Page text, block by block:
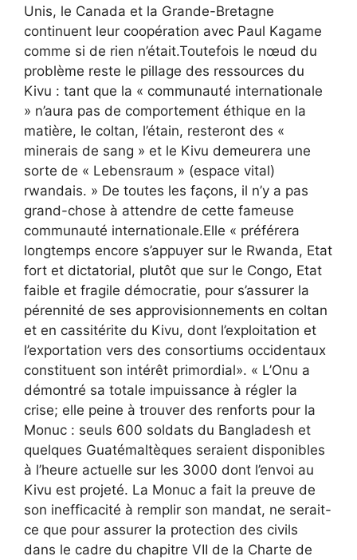
Unis, le Canada et la Grande-Bretagne
continuent leur coopération avec Paul Kagame
comme si de rien n’était.Toutefois le nœud du
problème reste le pillage des ressources du
Kivu : tant que la « communauté internationale
» n’aura pas de comportement éthique en la
matière, le coltan, l’étain, resteront des «
minerais de sang » et le Kivu demeurera une
sorte de « Lebensraum » (espace vital)
rwandais. » De toutes les façons, il n’y a pas
grand-chose à attendre de cette fameuse
communauté internationale.Elle « préférera
longtemps encore s’appuyer sur le Rwanda, Etat
fort et dictatorial, plutôt que sur le Congo, Etat
faible et fragile démocratie, pour s’assurer la
pérennité de ses approvisionnements en coltan
et en cassitérite du Kivu, dont l’exploitation et
l’exportation vers des consortiums occidentaux
constituent son intérêt primordial». « L’Onu a
démontré sa totale impuissance à régler la
crise; elle peine à trouver des renforts pour la
Monuc : seuls 600 soldats du Bangladesh et
quelques Guatémaltèques seraient disponibles
à l’heure actuelle sur les 3000 dont l’envoi au
Kivu est projeté. La Monuc a fait la preuve de
son inefficacité à remplir son mandat, ne serait-
ce que pour assurer la protection des civils
dans le cadre du chapitre VII de la Charte de